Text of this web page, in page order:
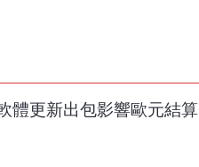
更新出包影響歐元結算